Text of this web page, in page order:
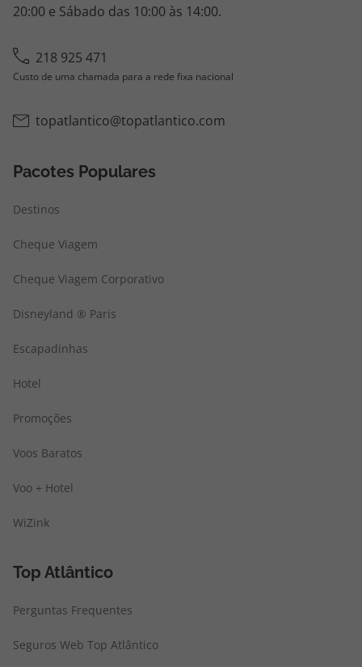
20:00 e Sábado das 10:00 às 14:00.
218 925 471
Custo de uma chamada para a rede fixa nacional
topatlantico@topatlantico.com
Pacotes Populares
Destinos
Cheque Viagem
Cheque Viagem Corporativo
Disneyland ® Paris
Escapadinhas
Hotel
Promoções
Voos Baratos
Voo + Hotel
WiZink
Top Atlântico
Perguntas Frequentes
Seguros Web Top Atlântico